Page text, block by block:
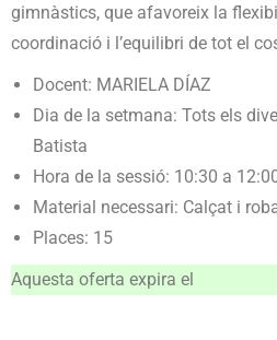
gimnàstics, que afavoreix la
coordinació i l’equilibri de tot el
Docent: MARIELA DÍAZ
Dia de la setmana: Tots els
Batista
Hora de la sessió: 10:30 a
Material necessari: Calçat i
Places: 15
Aquesta oferta expira el